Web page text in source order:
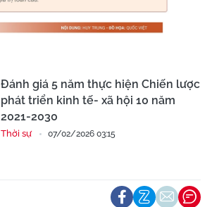
Đánh giá 5 năm thực hiện Chiến lược
phát triển kinh tế- xã hội 10 năm
2021-2030
Thời sự 07/02/2026 03:15